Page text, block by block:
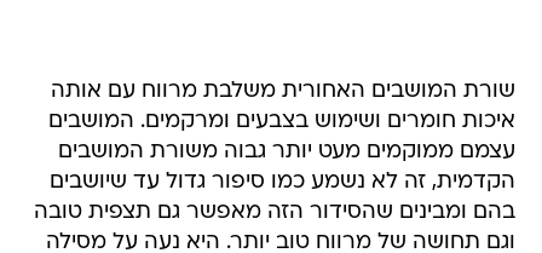
שורת המושבים האחורית משלבת מרווח עם אותה
איכות חומרים ושימוש בצבעים ומרקמים. המושבים
עצמם ממוקמים מעט יותר גבוה משורת המושבים
הקדמית, זה לא נשמע כמו סיפור גדול עד שיושבים
בהם ומבינים שהסידור הזה מאפשר גם תצפית טובה
וגם תחושה של מרווח טוב יותר. היא נעה על מסילה